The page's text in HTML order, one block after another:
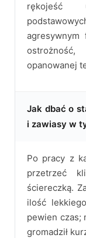
rękojeść
agresywnym
opanowanej
Jak dbać o
i zawiasy w
Po pracy z
przetrzeć
ściereczką.
ilość
pewien czas;
gromadził